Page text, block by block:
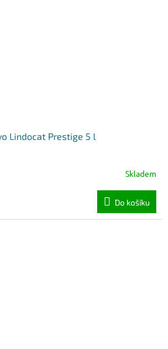
Lindocat Prestige 5 l
Skladem
Do košíku